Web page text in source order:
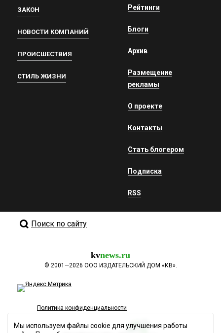
ЗАКОН
НОВОСТИ КОМПАНИЙ
ПРОИСШЕСТВИЯ
СТИЛЬ ЖИЗНИ
Рейтинги
Блоги
Архив
Размещение
рекламы
О проекте
Контакты
Стать блогером
Подписка
RSS
Поиск по сайту
kvnews.ru
© 2001—2026 ООО ИЗДАТЕЛЬСКИЙ ДОМ «КВ».
Политика конфиденциальности
Мы используем файлы cookie для улучшения работы